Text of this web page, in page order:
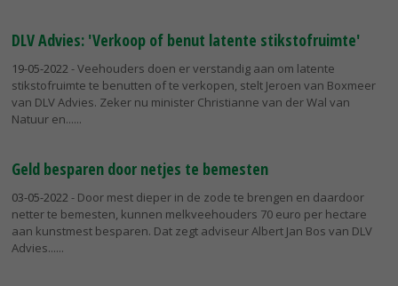
DLV Advies: 'Verkoop of benut latente stikstofruimte'
19-05-2022 - Veehouders doen er verstandig aan om latente
stikstofruimte te benutten of te verkopen, stelt Jeroen van Boxmeer
van DLV Advies. Zeker nu minister Christianne van der Wal van
Natuur en...
Geld besparen door netjes te bemesten
03-05-2022 - Door mest dieper in de zode te brengen en daardoor
netter te bemesten, kunnen melkveehouders 70 euro per hectare
aan kunstmest besparen. Dat zegt adviseur Albert Jan Bos van DLV
Advies...